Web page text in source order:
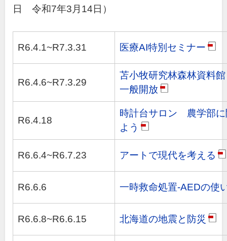
日 令和7年3月14日 ）
R6.4.1~R7.3.31 医療AI特別セミナー pdf
R6.4.6~R7.3.29
苫小牧研究林森林資料
一般開放 pdf
R6.4.18
時計台サロン 農学部に
よう pdf
R6.6.4~R6.7.23 アートで現代を考える
R6.6.6 一時救命処置-AEDの使
R6.6.8~R6.6.15 北海道の地震と防災 pdf